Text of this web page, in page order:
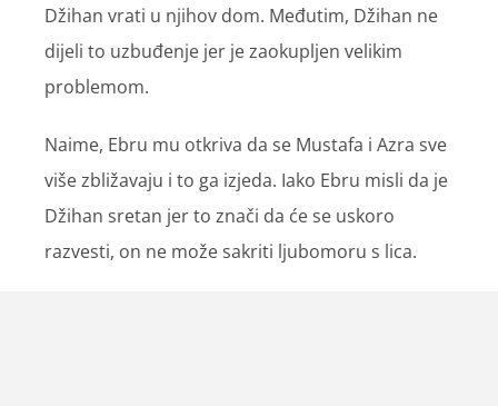
Džihan vrati u njihov dom. Međutim, Džihan ne
dijeli to uzbuđenje jer je zaokupljen velikim
problemom.
Naime, Ebru mu otkriva da se Mustafa i Azra sve
više zbližavaju i to ga izjeda. Iako Ebru misli da je
Džihan sretan jer to znači da će se uskoro
razvesti, on ne može sakriti ljubomoru s lica.